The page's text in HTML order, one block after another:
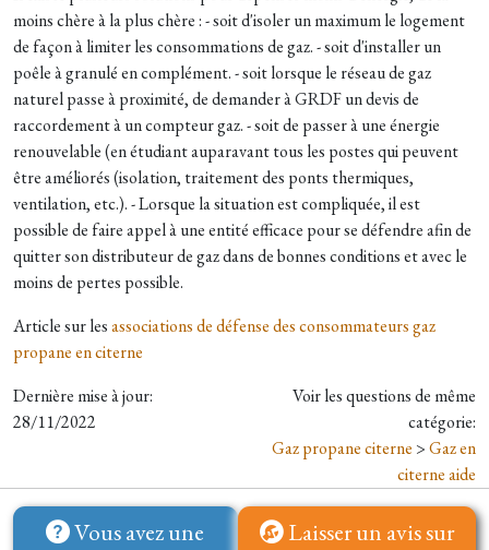
moins chère à la plus chère : - soit d'isoler un maximum le logement
de façon à limiter les consommations de gaz. - soit d'installer un
poêle à granulé en complément. - soit lorsque le réseau de gaz
naturel passe à proximité, de demander à GRDF un devis de
raccordement à un compteur gaz. - soit de passer à une énergie
renouvelable (en étudiant auparavant tous les postes qui peuvent
être améliorés (isolation, traitement des ponts thermiques,
ventilation, etc.). - Lorsque la situation est compliquée, il est
possible de faire appel à une entité efficace pour se défendre afin de
quitter son distributeur de gaz dans de bonnes conditions et avec le
moins de pertes possible.
Article sur lesassociations de défense des consommateurs gaz
propane en citerne
Dernière mise à jour:
28/11/2022
Voir les questions de même
catégorie:
Gaz propane citerne >Gaz en
citerne aide
Vous avez une
Laisser un avis sur